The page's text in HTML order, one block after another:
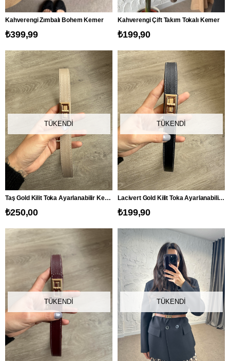
Kahverengi Zımbalı Bohem Kemer
₺399,99
Kahverengi Çift Takım Tokalı Kemer
₺199,90
TÜKENDI
Taş Gold Kilit Toka Ayarlanabilir Kemer
₺250,00
TÜKENDI
Lacivert Gold Kilit Toka Ayarlanabilir Kemer
₺199,90
TÜKENDI TÜKENDI